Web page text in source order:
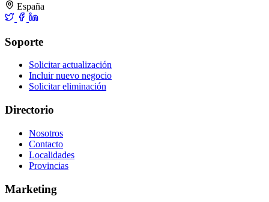
España
Soporte
Solicitar actualización
Incluir nuevo negocio
Solicitar eliminación
Directorio
Nosotros
Contacto
Localidades
Provincias
Marketing